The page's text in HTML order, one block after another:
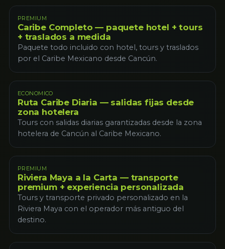
PREMIUM
Caribe Completo — paquete hotel + tours
+ traslados a medida
Paquete todo incluido con hotel, tours y traslados
por el Caribe Mexicano desde Cancún.
ECONOMICO
Ruta Caribe Diaria — salidas fijas desde
zona hotelera
Tours con salidas diarias garantizadas desde la zona
hotelera de Cancún al Caribe Mexicano.
PREMIUM
Riviera Maya a la Carta — transporte
premium + experiencia personalizada
Tours y transporte privado personalizado en la
Riviera Maya con el operador más antiguo del
destino.